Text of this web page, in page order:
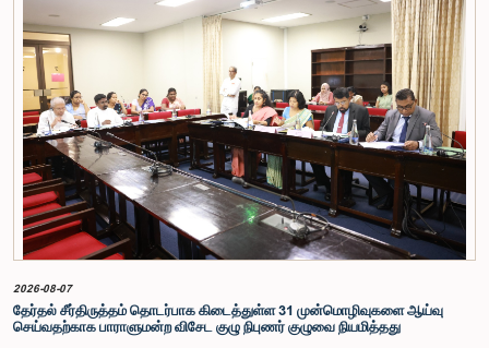
தலைவர் உள்ளிட்ட உறுப்பினர்கள் தமது கருத்துகளையும் பரிந்துரைகளையும் முன்வைத்தனர்.மேலும்,
அரசியலமைப்பின் 170 ஆம் உறுப்புரையின் பிரகாரம், கணக்காய்வாளர் நாயகம் ஒரு அரசாங்க ஊழியர்
அல்ல என்பதையும், நடைமுறையில் உள்ள அரசாங்க சம்பள அளவுகோலுக்கு வெளியே இப்பதவிக்கான
சம்பளத்தை விசேடமாக பரிசீலிக்க முடியும் என்பதையும் குழு சுட்டிக்காட்டியது.முன்மொழியப்பட்ட சம்பளத்
தொகை, முன்னர் பதவி வகித்த கணக்காய்வாளர் நாயகங்களின் சம்பளங்களையும் கருத்தில் கொண்டு
நிர்ணயிக்கப்பட்டதாக அதிகாரிகள் தெரிவித்தனர். இதற்கு முன்னர், சம்பளங்கள் மற்றும் பணியாளர்
ஆணைக்குழுவே இத்தகைய சம்பளங்களை நிர்ணயித்து வந்த போதிலும், தற்போது அத்தகைய
ஆணைக்குழு இல்லையெனவும் அதிகாரிகள் குறிப்பிட்டனர்.கணக்காய்வாளர் நாயகத்திற்கான
முன்மொழியப்பட்ட சம்பள மட்டத்தை குழு அங்கீகரித்திருந்தாலும், அப்பதவிக்கு வழங்கப்பட்டுள்ள
பொறுப்புகள் மற்றும் கடமைகளின் முக்கியத்துவத்தை கருத்தில் கொண்டு, அந்தச் சம்பளம் மேலும்
உயர்ந்த மட்டத்தில் இருக்க வேண்டும் என்ற கருத்தை குழுத் தலைவர் உள்ளிட்ட உறுப்பினர்கள்
முன்வைத்தனர்.அதன்படி, எதிர்காலத்தில் இச்சம்பள மட்டம் தொடர்பாக மேலும் கவனம் செலுத்தி
தேவையான தீர்மானங்கள் எடுக்கப்பட வேண்டியதன் அவசியம் குழுவில் வலியுறுத்தப்பட்டது. மேலும்,
நிரந்தரமானதும் சுயாதீனமானதுமான சம்பள மற்றும் பணியாளர் ஆணைக்குழுவை நிறுவுவதற்கான
யோசனையையும் குழுத் தலைவர் முன்வைத்தார்.
2026-08-07
தேர்தல் சீர்திருத்தம் தொடர்பாக கிடைத்துள்ள 31 முன்மொழிவுகளை ஆய்வு
செய்வதற்காக பாராளுமன்ற விசேட குழு நிபுணர் குழுவை நியமித்தது